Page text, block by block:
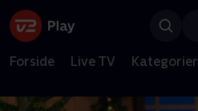
Forside Live TV Kategorier